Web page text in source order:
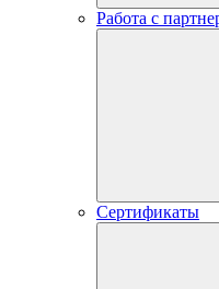
Работа с
Сертификаты